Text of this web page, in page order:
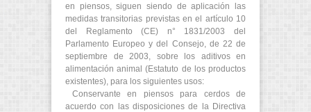
en piensos, siguen siendo de aplicación las
medidas transitorias previstas en el artículo 10
del Reglamento (CE) n° 1831/2003 del
Parlamento Europeo y del Consejo, de 22 de
septiembre de 2003, sobre los aditivos en
alimentación animal (Estatuto de los productos
existentes), para los siguientes usos:
Conservante en piensos para cerdos de
acuerdo con las disposiciones de la Directiva